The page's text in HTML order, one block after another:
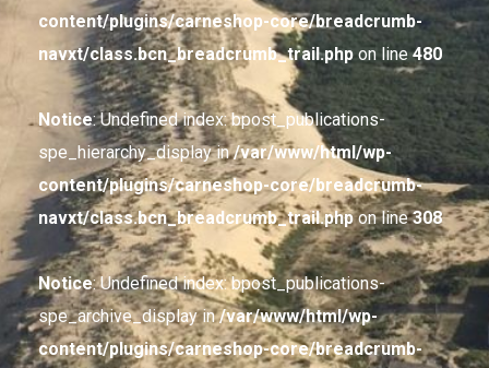
content/plugins/carneshop-core/breadcrumb-
navxt/class.bcn_breadcrumb_trail.php on line480
Notice: Undefined index: bpost_publications-
spe_hierarchy_display in/var/www/html/wp-
content/plugins/carneshop-core/breadcrumb-
navxt/class.bcn_breadcrumb_trail.phpon line308
Notice: Undefined index: bpost_publications-
spe_archive_display in/var/www/html/wp-
content/plugins/carneshop-core/breadcrumb-